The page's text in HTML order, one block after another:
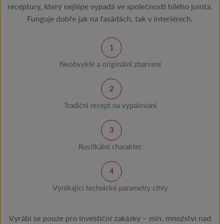
receptury, který nejlépe vypadá ve společnosti bílého jointa.
Funguje dobře jak na fasádách, tak v interiérech.
Neobvyklé a originální zbarvení
Tradiční recept na vypalování
Rustikální charakter
Vynikající technické parametry cihly
Vyrábí se pouze pro investiční zakázky – min. množství nad